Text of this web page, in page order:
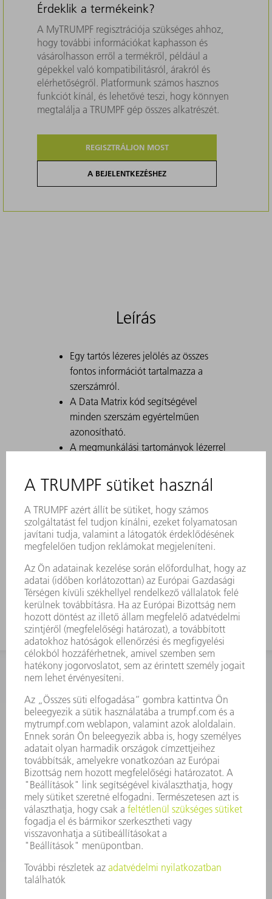
Érdeklik a termékeink?
A MyTRUMPF regisztrációja szükséges ahhoz,
hogy további információkat kaphasson és
vásárolhasson erről a termékről, például a
gépekkel való kompatibilitásról, árakról és
elérhetőségről. Platformunk számos hasznos
funkciót kínál, és lehetővé teszi, hogy könnyen
megtalálja a TRUMPF gép összes alkatrészét.
REGISZTRÁLJON MOST
A BEJELENTKEZÉSHEZ
Leírás
Egy tartós lézeres jelölés az összes
fontos információt tartalmazza a
szerszámról.
A Data Matrix kód segítségével
minden szerszám egyértelműen
azonosítható.
A megmunkálási tartományok lézerrel
Prégelő hajlításhoz és szabad
hajlításhoz alkalmas
Egy készlettel 4, 6, 8 vagy 10 mm-es
lehelyezések 90°-al a 90°-hoz
(prégelő hajlítási eljárás), illetve
szabad hajlítási eljárással különböző
lehelyezések és >90° szögek
valósíthatók meg.
KAPCSOLAT
Szerszám
3628576045
08.00 - 16.30
szerszam@hu.trumpf.com
KAPCSOLAT
Alkatrész
3628576035
08.00 - 16.30
alkatresz@hu.trumpf.com